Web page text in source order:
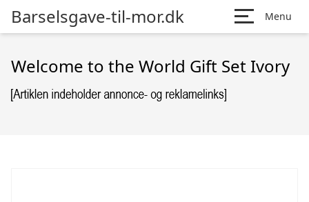
Barselsgave-til-mor.dk Menu
Welcome to the World Gift Set Ivory